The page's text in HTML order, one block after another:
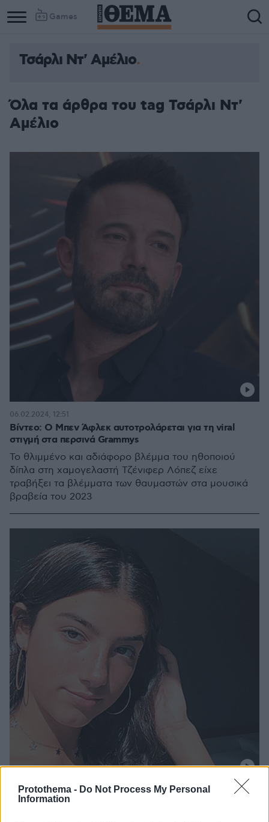
Protothema - Do Not Process My Personal
Information
Games
Τσάρλι Ντ' Αμέλιο
Όλα τα άρθρα του tag Τσάρλι Ντ'
Αμέλιο
Βίντεο: Ο Μπεν Άφλεκ αυτοτρολάρεται για τη viral
στιγμή στα περσινά Grammys
Το θλιμμένο και αδιάφορο βλέμμα του ηθοποιού
δίπλα στη χαμογελαστή Τζένιφερ Λόπεζ είχε
τραβήξει τα βλέμματα των θαυμαστών στα μουσικά
βραβεία του 2023
06.02.2024, 12:51
Τσάρλι Ντ’ Αμέλιο: H 16χρονη εκατομμυριούχος που
01.12.2020, 10:40 50